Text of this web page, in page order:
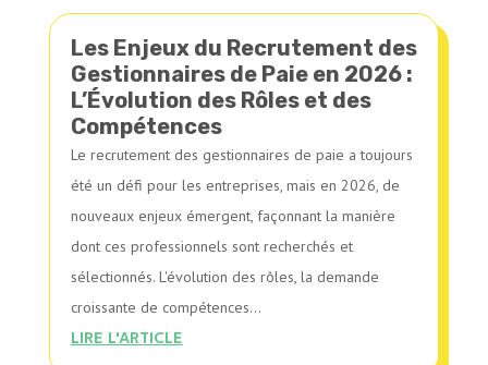
Les Enjeux du Recrutement des
Gestionnaires de Paie en 2026 :
L’Évolution des Rôles et des
Compétences
Le recrutement des gestionnaires de paie a toujours
été un défi pour les entreprises, mais en 2026, de
nouveaux enjeux émergent, façonnant la manière
dont ces professionnels sont recherchés et
sélectionnés. L'évolution des rôles, la demande
croissante de compétences...
LIRE L'ARTICLE